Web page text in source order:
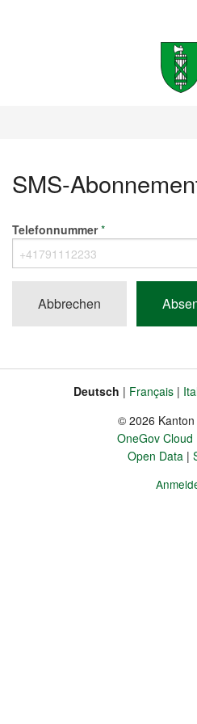
SMS-
Das
nächste
Feld
Spamschutz,
füllen
Telefonnummer *
Abbrechen
FusszeileDeutsch Français
© 2026 Kanton
OneGov Cloud
Open Data